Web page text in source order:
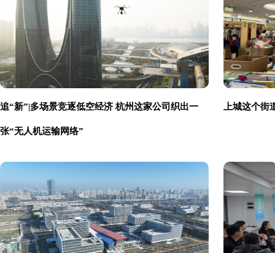
追“新”|多场景竞逐低空经济 杭州这家公司织出一
张“无人机运输网络”
上城这个